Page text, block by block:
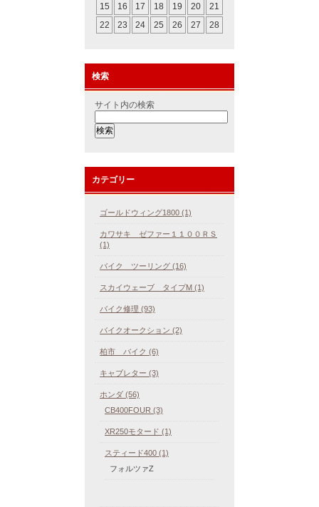
15
16 17 18 19 20
21
22
23 24 25 26 27 28
検索
サイト内の検索
カテゴリー
ゴールドウィング1800 (1)
カワサキ ゼファー１１００ＲＳ
(1)
バイク ツーリング (16)
スカイウェーブ タイプM (1)
バイク修理 (93)
バイクオークション (2)
柏市 バイク (6)
キャブレター (3)
ホンダ (56)
CB400FOUR (3)
XR250モタード (1)
スティード400 (1)
フォルツァZ